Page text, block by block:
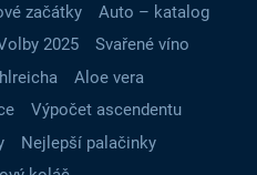
začátky
Auto – katalog
2025
Svařené víno
Aloe vera
Výpočet ascendentu
Nejlepší palačinky